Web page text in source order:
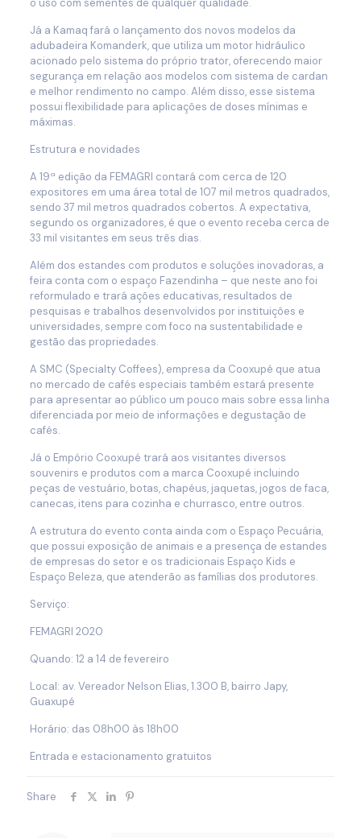
o uso com sementes de qualquer qualidade.
Já a Kamaq fará o lançamento dos novos modelos da
adubadeira Komanderk, que utiliza um motor hidráulico
acionado pelo sistema do próprio trator, oferecendo maior
segurança em relação aos modelos com sistema de cardan
e melhor rendimento no campo. Além disso, esse sistema
possui flexibilidade para aplicações de doses mínimas e
máximas.
Estrutura e novidades
A 19ª edição da FEMAGRI contará com cerca de 120
expositores em uma área total de 107 mil metros quadrados,
sendo 37 mil metros quadrados cobertos. A expectativa,
segundo os organizadores, é que o evento receba cerca de
33 mil visitantes em seus três dias.
Além dos estandes com produtos e soluções inovadoras, a
feira conta com o espaço Fazendinha – que neste ano foi
reformulado e trará ações educativas, resultados de
pesquisas e trabalhos desenvolvidos por instituições e
universidades, sempre com foco na sustentabilidade e
gestão das propriedades.
A SMC (Specialty Coffees), empresa da Cooxupé que atua
no mercado de cafés especiais também estará presente
para apresentar ao público um pouco mais sobre essa linha
diferenciada por meio de informações e degustação de
cafés.
Já o Empório Cooxupé trará aos visitantes diversos
souvenirs e produtos com a marca Cooxupé incluindo
peças de vestuário, botas, chapéus, jaquetas, jogos de faca,
canecas, itens para cozinha e churrasco, entre outros.
A estrutura do evento conta ainda com o Espaço Pecuária,
que possui exposição de animais e a presença de estandes
de empresas do setor e os tradicionais Espaço Kids e
Espaço Beleza, que atenderão as famílias dos produtores.
Serviço:
FEMAGRI 2020
Quando: 12 a 14 de fevereiro
Local: av. Vereador Nelson Elias, 1.300 B, bairro Japy,
Guaxupé
Horário: das 08h00 às 18h00
Entrada e estacionamento gratuitos
Share